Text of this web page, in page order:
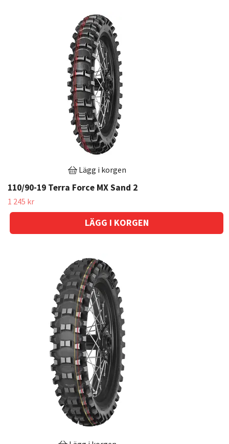
Lägg i korgen
110/90-19 Terra Force MX Sand 2
1 245 kr